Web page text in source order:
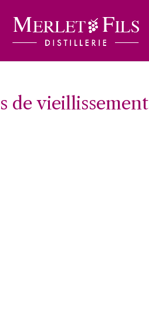
de vieillissement